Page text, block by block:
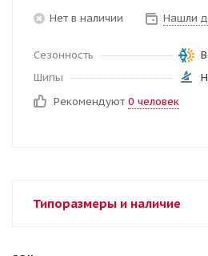
Нет в наличии Нашли
Сезонность
Шипы
Рекомендуют 0 человек
Типоразмеры и наличие